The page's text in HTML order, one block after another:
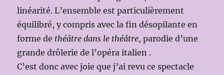
linéarité. L’ensemble est particulièrement
équilibré, y compris avec la fin désopilante en
forme de théâtre dans le théâtre, parodie d’une
grande drôlerie de l’opéra italien .
C’est donc avec joie que j’ai revu ce spectacle